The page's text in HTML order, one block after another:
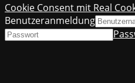
Cookie Consent mit Real
Benutzeranmeldung